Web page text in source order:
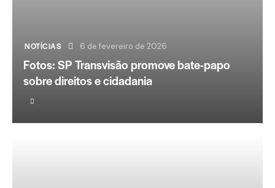
NOTÍCIAS 6 de fevereiro de 2026
Fotos: SP Transvisão promove bate-papo
sobre direitos e cidadania